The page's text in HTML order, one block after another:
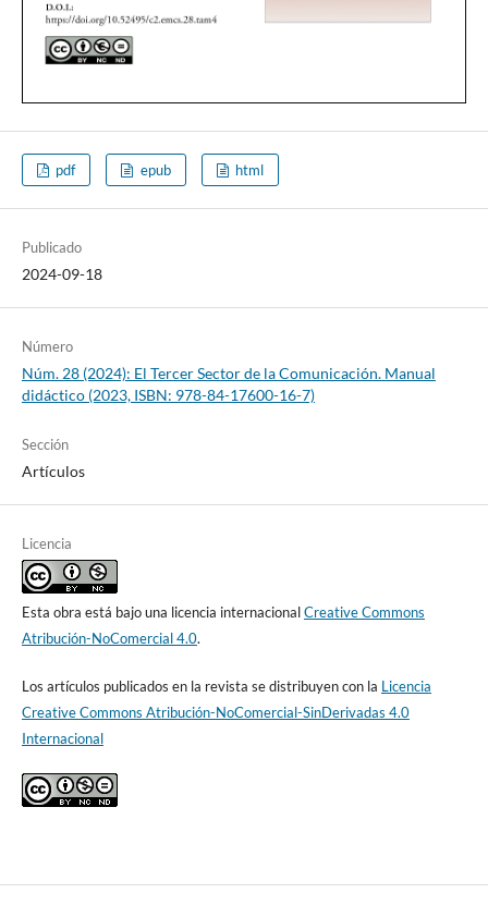
pdf epub html
Publicado
2024-09-18
Número
Núm. 28 (2024): El Tercer Sector de la Comunicación. Manual
didáctico (2023, ISBN: 978-84-17600-16-7)
Sección
Artículos
Licencia
Esta obra está bajo una licencia internacionalCreative Commons
Atribución-NoComercial 4.0.
Los artículos publicados en la revista se distribuyen con la Licencia
Creative Commons Atribución-NoComercial-SinDerivadas 4.0
Internacional